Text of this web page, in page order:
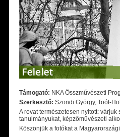
Támogató: NKA Összművészeti
Szerkesztő: Szondi György, Toót-
A rovat természetesen nyitott: várjuk
tanulmányukat, képzőművészeti
Köszönjük a fotókat a